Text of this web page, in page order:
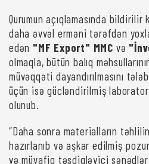
Qurumun açıqlamasında
daha əvvəl erməni tərəfdən
edən "MF Export" MMC və
olmaqla, bütün balıq
müvəqqəti dayandırılmasını
üçün isə gücləndirilmiş
olunub.
“Daha sonra materialların
hazırlanıb və aşkar edilmiş
və müvafiq təsdiqləyici